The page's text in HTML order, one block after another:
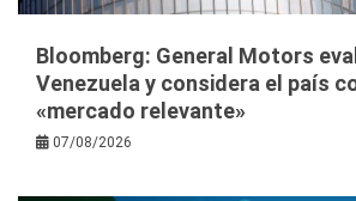
Bloomberg: General Motors
Venezuela y considera el país
«mercado relevante»
07/08/2026